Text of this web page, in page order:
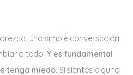
una simple conversación
todo. Y es fundamental
tenga miedo. Si sientes alguna